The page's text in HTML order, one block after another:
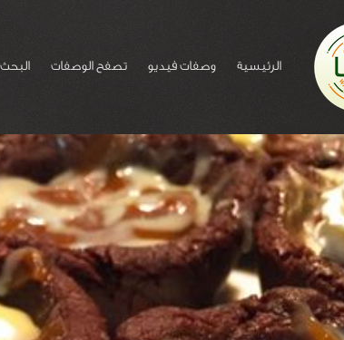
الرئيسية وصفات فيديو تصفح الوصفات البحث